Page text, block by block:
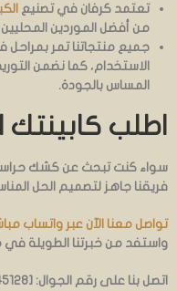
تعتمد كرفان في تصنيع
من أفضل الموردين المحليين
جميع منتجاتنا تمر
الاستخدام، كما نضمن
المساس بالجودة.
اطلب كابينتك
سواء كنت تبحث عن كشك حراسة
فريقنا جاهز لتصميم الحل
تواصل معنا الآن عبر واتساب
واستفد من خبرتنا الطويلة في
اتصل بنا على رقم الجوال: [0501445128]